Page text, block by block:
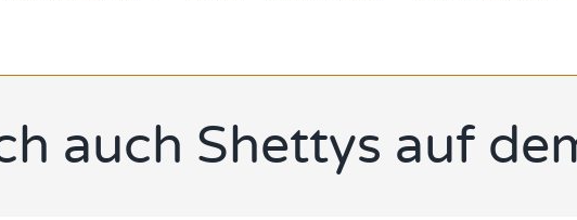
auch Shettys auf